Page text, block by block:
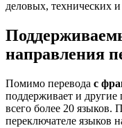
деловых, технических
направления
Помимо перевода с
поддерживает и
всего более 20 языков.
переключателе языков